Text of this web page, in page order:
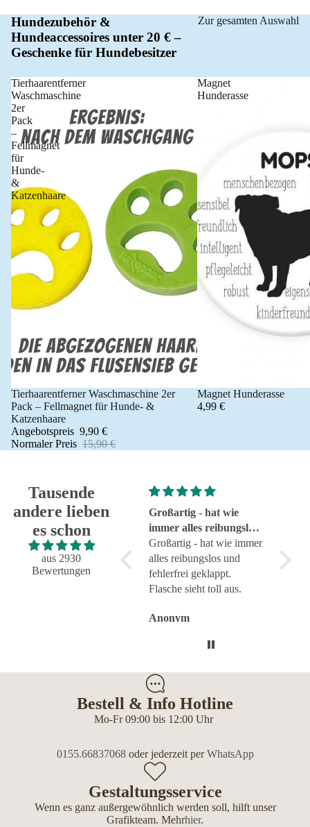
Hundezubehör &
Hundeaccessoires unter 20 € –
Geschenke für Hundebesitzer
Zur gesamten Auswahl
Tierhaarentferner
Waschmaschine
2er
Pack
–
Fellmagnet
für
Hunde-
&
Katzenhaare
Angebot 🐾
Tierhaarentferner Waschmaschine 2er
Pack – Fellmagnet für Hunde- &
Katzenhaare
Angebotspreis 9,90 €
Normaler Preis 15,90 €
Magnet
Hunderasse
Magnet Hunderasse
4,99 €
Tausende
andere lieben
es schon
aus 2930
Bewertungen
Super!
Super!
Großartig - hat wie
immer alles reibungslos
und fehlerfrei geklappt
Großartig - hat wie immer
alles reibungslos und
fehlerfrei geklappt.
Flasche sieht toll aus.
Anonym
Bestell & Info Hotline
Mo-Fr 09:00 bis 12:00 Uhr
0155.66837068oder jederzeit perWhatsApp
Gestaltungsservice
Wenn es ganz außergewöhnlich werden soll, hilft unser
Grafikteam. Mehrhier.